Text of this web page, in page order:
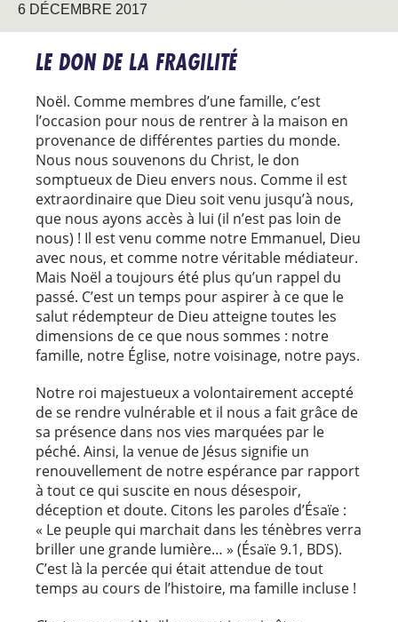
6 DÉCEMBRE 2017
LE DON DE LA FRAGILITÉ
Noël. Comme membres d’une famille, c’est
l’occasion pour nous de rentrer à la maison en
provenance de différentes parties du monde.
Nous nous souvenons du Christ, le don
somptueux de Dieu envers nous. Comme il est
extraordinaire que Dieu soit venu jusqu’à nous,
que nous ayons accès à lui (il n’est pas loin de
nous) ! Il est venu comme notre Emmanuel, Dieu
avec nous, et comme notre véritable médiateur.
Mais Noël a toujours été plus qu’un rappel du
passé. C’est un temps pour aspirer à ce que le
salut rédempteur de Dieu atteigne toutes les
dimensions de ce que nous sommes : notre
famille, notre Église, notre voisinage, notre pays.
Notre roi majestueux a volontairement accepté
de se rendre vulnérable et il nous a fait grâce de
sa présence dans nos vies marquées par le
péché. Ainsi, la venue de Jésus signifie un
renouvellement de notre espérance par rapport
à tout ce qui suscite en nous désespoir,
déception et doute. Citons les paroles d’Ésaïe :
« Le peuple qui marchait dans les ténèbres verra
briller une grande lumière… » (Ésaïe 9.1, BDS).
C’est là la percée qui était attendue de tout
temps au cours de l’histoire, ma famille incluse !